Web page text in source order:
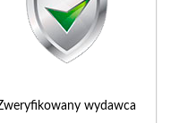
wydawca